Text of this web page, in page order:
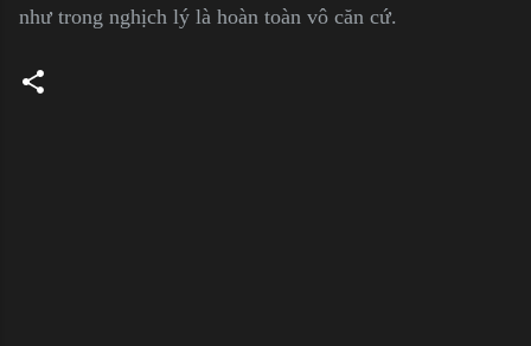
như trong nghịch lý là hoàn toàn vô căn cứ.